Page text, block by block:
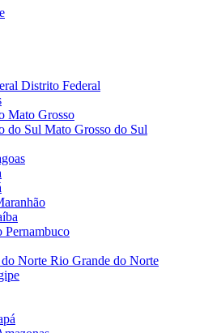
Distrito Federal
Mato Grosso
Mato Grosso do Sul
Pernambuco
Rio Grande do Norte